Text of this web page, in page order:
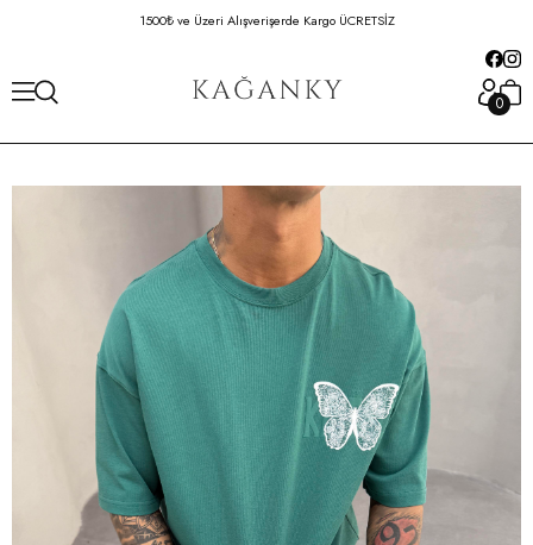
1500₺ ve Üzeri Alışverişerde Kargo ÜCRETSİZ
0